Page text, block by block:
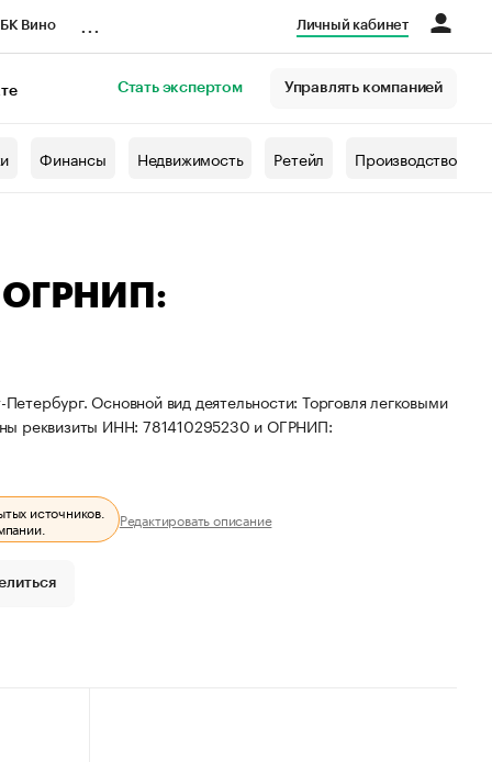
Вино Личный кабинет
Стать экспертом Управлять компанией
Финансы Недвижимость Ретейл Производство
ОГРНИП:
Основной вид деятельности: Торговля легковыми
реквизиты ИНН: 781410295230 и ОГРНИП:
источников. Редактировать описание